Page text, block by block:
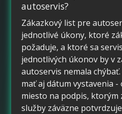
autoservis?
Zákazkový list pre
jednotlivé úkony, ktoré
požaduje, a ktoré sa
jednotlivých úkonov by v
autoservis nemala
mať aj dátum vystavenia
miesto na podpis, ktorým
služby záväzne